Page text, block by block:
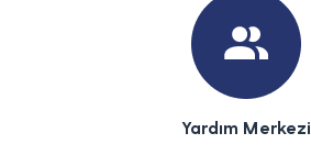
Yardım Merkezi